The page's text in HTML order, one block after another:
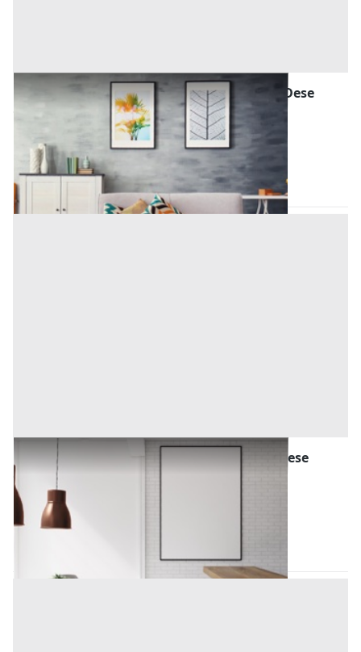
Mobili da Casa e varie all'asta a Piombino Dese
Piombino Dese (Padova)
Offerta minima
160 €
Codice asta:155b123f
21/09/2026
Arredamento Negozi all'asta a Piombino Dese
Piombino Dese
Offerta minima
1.036 €